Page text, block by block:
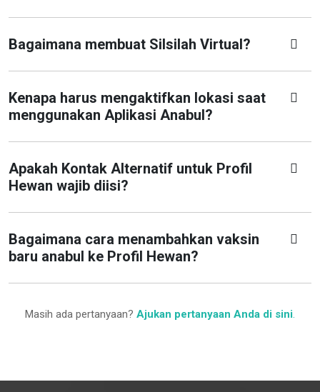
Bagaimana membuat Silsilah Virtual?
Kenapa harus mengaktifkan lokasi saat
menggunakan Aplikasi Anabul?
Apakah Kontak Alternatif untuk Profil
Hewan wajib diisi?
Bagaimana cara menambahkan vaksin
baru anabul ke Profil Hewan?
Masih ada pertanyaan? Ajukan pertanyaan Anda di sini.